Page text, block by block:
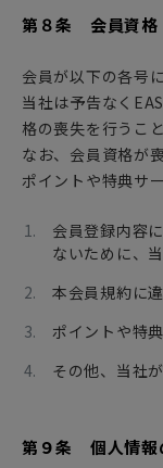
第８条 会員資格
会員が以下の各号
当社は予告なく
格の喪失を行うこ
なお、会員資格が
ポイントや特典サ
会員登録内容
ないために、
本会員規約に
ポイントや特
その他、当社
第９条 個人情報